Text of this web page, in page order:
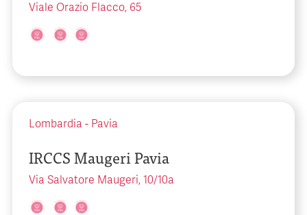
Viale Orazio Flacco, 65
Lombardia - Pavia
IRCCS Maugeri Pavia
Via Salvatore Maugeri, 10/10a